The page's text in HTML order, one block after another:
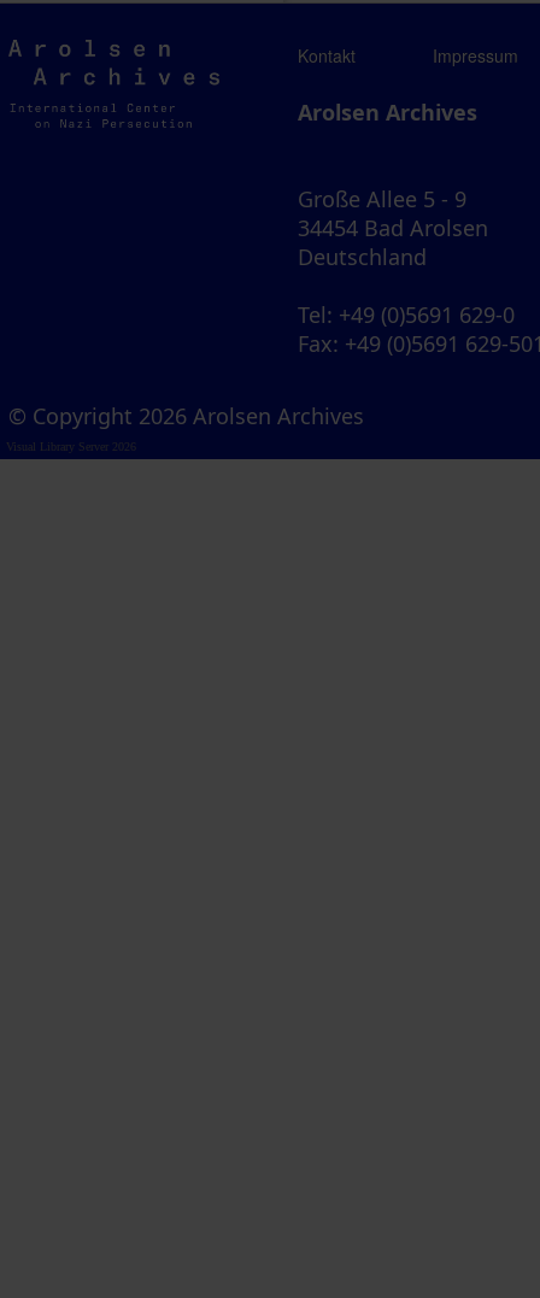
Arolsen
Archives
Kontakt Impressum
Arolsen Archives
Große Allee 5 - 9
34454 Bad Arolsen
Deutschland
Tel: +49 (0)5691 629-0
Fax: +49 (0)5691 629-
© Copyright 2026 Arolsen Archives
Visual Library Server 2026